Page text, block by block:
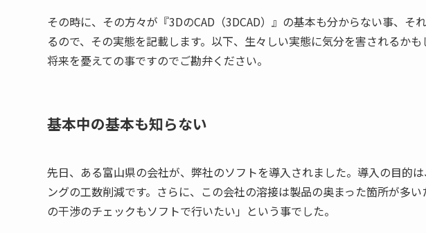
その時に、その方々が『3DのCAD（3DCAD）』の基本も分からない事、そ
るので、その実態を記載します。以下、生々しい実態に気分を害されるか
将来を憂えての事ですのでご勘弁ください。
基本中の基本も知らない
先日、ある富山県の会社が、弊社のソフトを導入されました。導入の目的
ングの工数削減です。さらに、この会社の溶接は製品の奥まった箇所が多
の干渉のチェックもソフトで行いたい」という事でした。